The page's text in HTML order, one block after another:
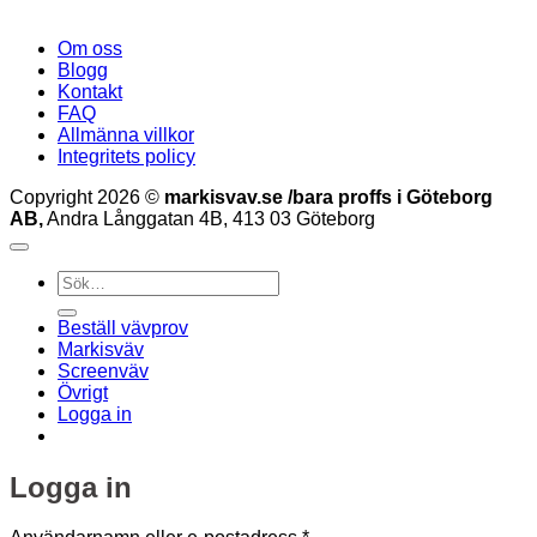
Om oss
Blogg
Kontakt
FAQ
Allmänna villkor
Integritets policy
Copyright 2026 © markisvav.se /bara proffs i Göteborg
AB,Andra Långgatan 4B, 413 03 Göteborg
Sök
efter:
Beställ vävprov
Markisväv
Screenväv
Övrigt
Logga in
Logga in